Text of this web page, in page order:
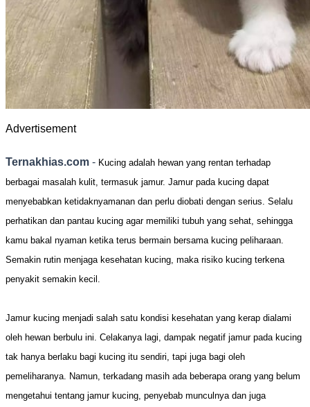
Advertisement
Ternakhias.com - Kucing adalah hewan yang rentan terhadap
berbagai masalah kulit, termasuk jamur. Jamur pada kucing dapat
menyebabkan ketidaknyamanan dan perlu diobati dengan serius. Selalu
perhatikan dan pantau kucing agar memiliki tubuh yang sehat, sehingga
kamu bakal nyaman ketika terus bermain bersama kucing peliharaan.
Semakin rutin menjaga kesehatan kucing, maka risiko kucing terkena
penyakit semakin kecil.
Jamur kucing menjadi salah satu kondisi kesehatan yang kerap dialami
oleh hewan berbulu ini. Celakanya lagi, dampak negatif jamur pada kucing
tak hanya berlaku bagi kucing itu sendiri, tapi juga bagi oleh
pemeliharanya. Namun, terkadang masih ada beberapa orang yang belum
mengetahui tentang jamur kucing, penyebab munculnya dan juga